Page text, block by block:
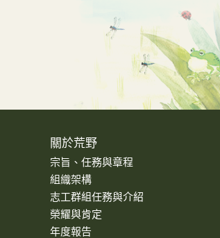
關於荒野
宗旨、任務與章程
組織架構
志工群組任務與介紹
榮耀與肯定
年度報告